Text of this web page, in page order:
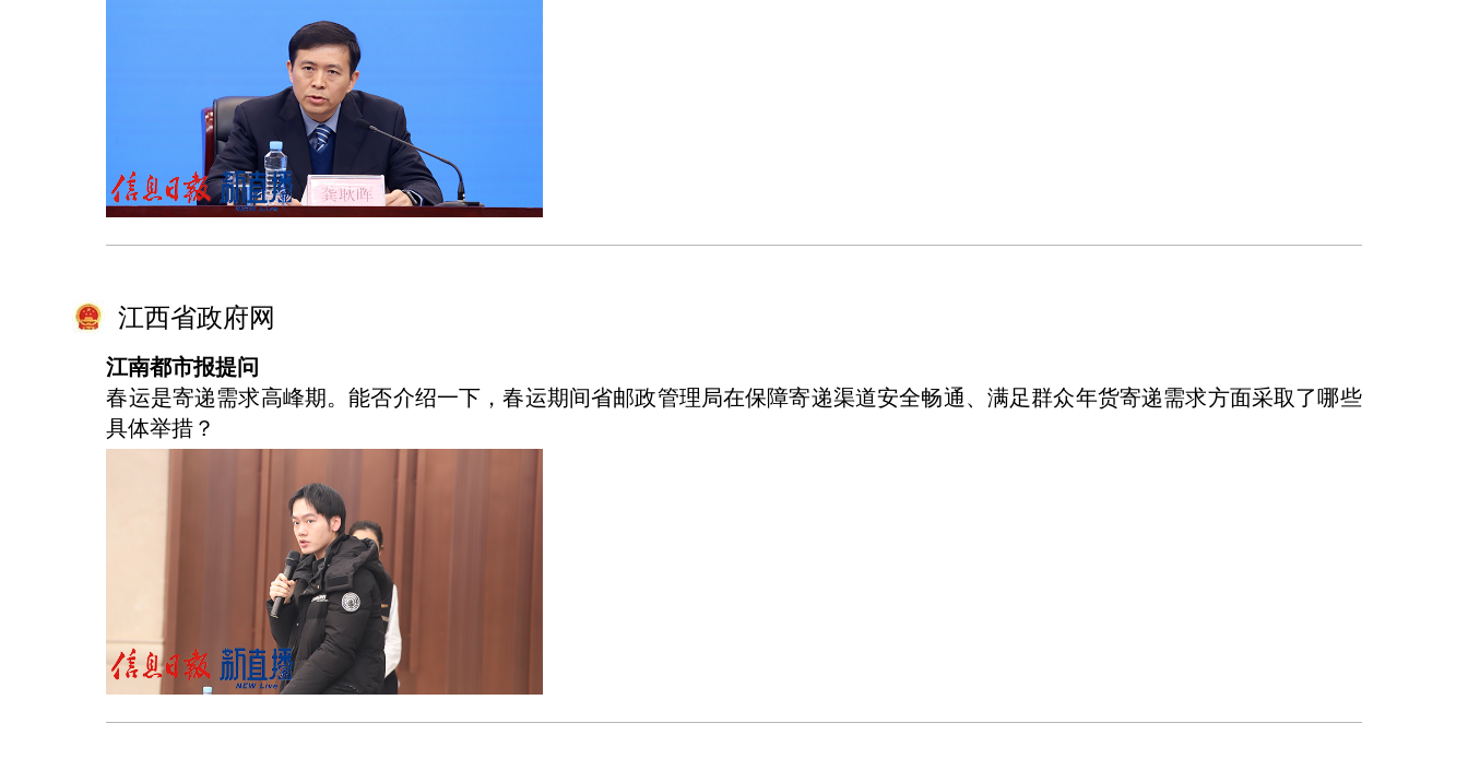
江西省政府网
江南都市报提问
春运是寄递需求高峰期。能否介绍一下，春运期间省邮政管理局在保障寄递渠道安全畅通、满足群众年货寄递需求方面采取了哪些
具体举措？